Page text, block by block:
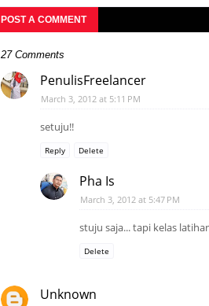
POST A COMMENT
27 Comments
PenulisFreelancer
March 3, 2012 at 5:11 PM
setuju!!
Reply Delete
Pha Is
March 3, 2012 at 5:47 PM
stuju saja... tapi kelas
Delete
Unknown